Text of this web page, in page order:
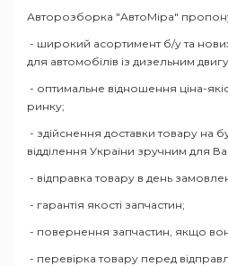
Авторозборка "АвтоМіра"
- широкий асортимент б/у та
для автомобілів із дизельним
- оптимальне відношення ціна-
ринку;
- здійснення доставки товару на
відділення України зручним для
- відправка товару в день
- гарантія якості запчастин;
- повернення запчастин, якщо
- перевірка товару перед